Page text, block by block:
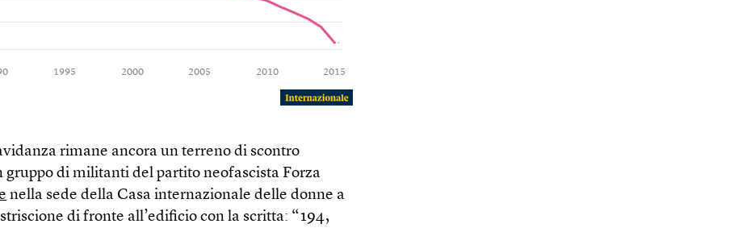
rimane ancora un terreno di scontro
gruppo di militanti del partito neofascista Forza
nella sede della Casa internazionale delle donne a
di fronte all’edificio con la scritta: “194,